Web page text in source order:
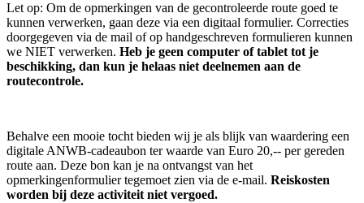
Let op: Om de opmerkingen van de gecontroleerde route goed te
kunnen verwerken, gaan deze via een digitaal formulier. Correcties
doorgegeven via de mail of op handgeschreven formulieren kunnen
we NIET verwerken. Heb je geen computer of tablet tot je
beschikking, dan kun je helaas niet deelnemen aan de
routecontrole.
Behalve een mooie tocht bieden wij je als blijk van waardering een
digitale ANWB-cadeaubon ter waarde van Euro 20,-- per gereden
route aan. Deze bon kan je na ontvangst van het
opmerkingenformulier tegemoet zien via de e-mail. Reiskosten
worden bij deze activiteit niet vergoed.